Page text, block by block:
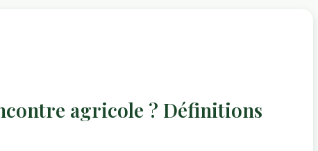
agricole ? Définitions